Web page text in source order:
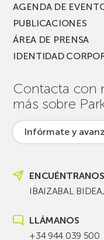
AGENDA DE
PUBLICACIONES
ÁREA DE PRENSA
IDENTIDAD
Contacta con
más sobre
Infórmate y
ENCUÉNTRANOS
IBAIZABAL
LLÁMANOS
+34 944 039 500